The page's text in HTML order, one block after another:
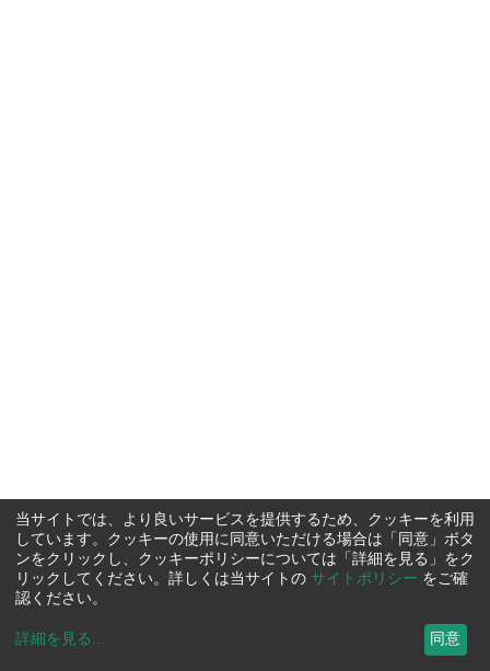
当サイトでは、より良いサービスを提供するため、クッキーを利用
しています。クッキーの使用に同意いただける場合は「同意」ボタ
ンをクリックし、クッキーポリシーについては「詳細を見る」をク
リックしてください。詳しくは当サイトの サイトポリシー をご確
認ください。
詳細を見る ... 同意